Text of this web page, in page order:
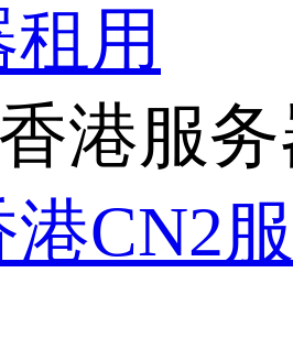
用
港服
CN2